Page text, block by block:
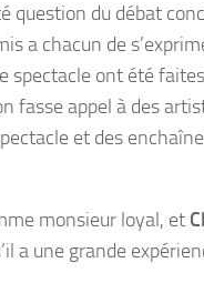
question du débat
a chacun de
spectacle ont été
fasse appel à des
et des
monsieur loyal, et
a une grande